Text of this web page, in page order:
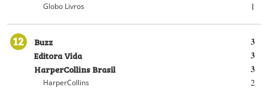
1
Globo Livros
12 3
Buzz
3
Editora Vida
3
HarperCollins Brasil
2
HarperCollins